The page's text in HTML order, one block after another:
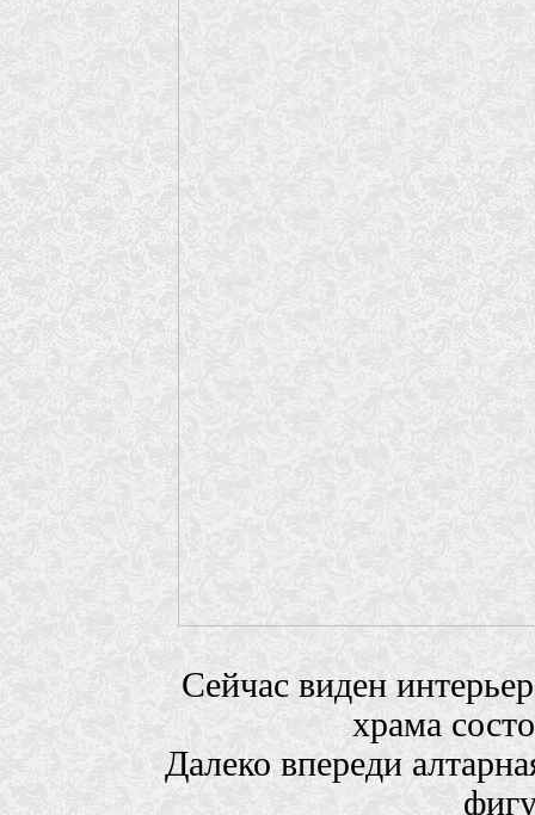
Сейчас виден
храма
Далеко впереди